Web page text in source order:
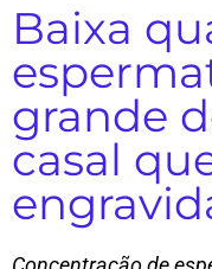
Baixa
grande
casal